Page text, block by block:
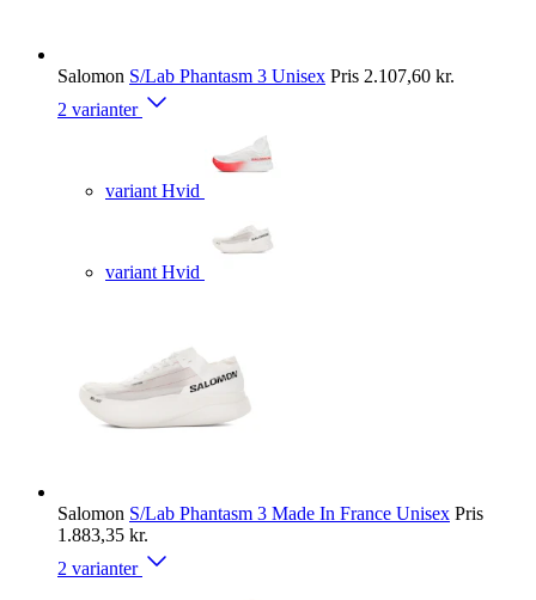
Salomon S/Lab Phantasm 3 Unisex Pris 2.107,60 kr.
2 varianter
variant Hvid
variant Hvid
Salomon S/Lab Phantasm 3 Made In France Unisex Pris
1.883,35 kr.
2 varianter